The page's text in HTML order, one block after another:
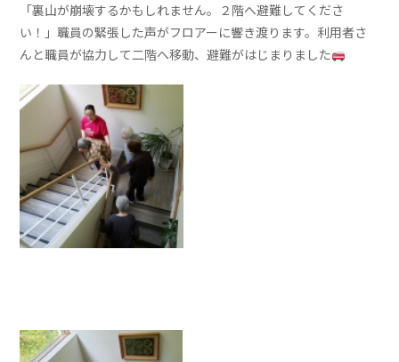
「裏山が崩壊するかもしれません。２階へ避難してくださ
い！」職員の緊張した声がフロアーに響き渡ります。利用者さ
んと職員が協力して二階へ移動、避難がはじまりました